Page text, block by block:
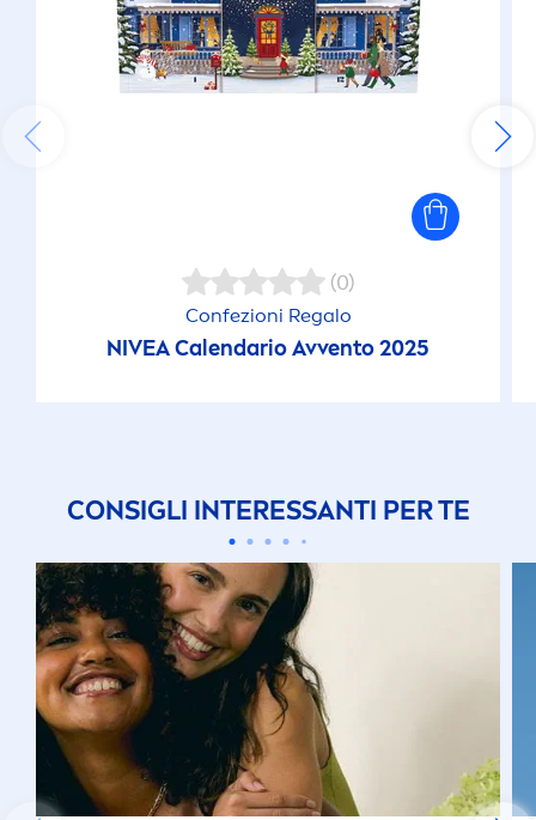
(0)
Confezioni Regalo
NIVEACalendario Avvento 2025
CONSIGLI INTERESSANTI PER TE